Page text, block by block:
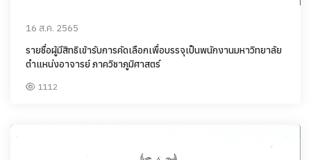
16 ส.ค. 2565
รายชื่อผู้มีสิทธิเข้ารับการคัดเลือกเพื่อบรรจุเป็นพนักงานมหาวิทยาลัย
ตำแหน่งอาจารย์ ภาควิชาภูมิศาสตร์
1112